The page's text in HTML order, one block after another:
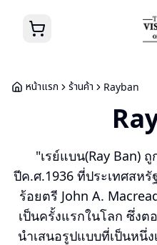
หน้าแรก ร้านค้า Rayban
"เรย์แบน(Ray Ban)
ปีค.ศ.1936 ที่ประเทศสห
ร้อยตรี John A.
เป็นครั้งแรกในโลก ซึ่งต
นำเสนอรูปแบบที่เป็นหนึ่